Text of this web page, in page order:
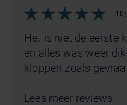
Het is niet de eerste
en alles was weer
kloppen zoals
Lees meer reviews